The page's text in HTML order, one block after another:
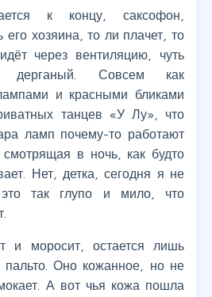
к концу, саксофон,
хозяина, то ли плачет, то
через вентиляцию, чуть
дерганый. Совсем как
и красными бликами
танцев «У Лу», что
ламп почему-то работают
смотрящая в ночь, как будто
Нет, детка, сегодня я не
так глупо и мило, что
и моросит, остается лишь
пальто. Оно кожанное, но не
А вот чья кожа пошла